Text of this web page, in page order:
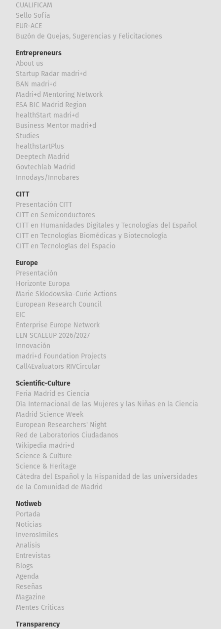
CUALIFICAM
Sello Sofía
EUR-ACE
Buzón de Quejas, Sugerencias y Felicitaciones
Entrepreneurs
About us
Startup Radar madri+d
BAN madri+d
Madri+d Mentoring Network
ESA BIC Madrid Region
healthStart madri+d
Business Mentor madri+d
Studies
healthstartPlus
Deeptech Madrid
Govtechlab Madrid
Innodays/Innobares
CITT
Presentación CITT
CITT en Semiconductores
CITT en Humanidades Digitales y Tecnologías del Español
CITT en Tecnologías Biomédicas y Biotecnología
CITT en Tecnologías del Espacio
Europe
Presentación
Horizonte Europa
Marie Sklodowska-Curie Actions
European Research Council
EIC
Enterprise Europe Network
EEN SCALEUP 2026/2027
Innovación
madri+d Foundation Projects
Call4Evaluators RIVCircular
Scientific-Culture
Feria Madrid es Ciencia
Día Internacional de las Mujeres y las Niñas en la Ciencia
Madrid Science Week
European Researchers' Night
Red de Laboratorios Ciudadanos
Wikipedia madri+d
Science & Culture
Science & Heritage
Cátedra del Español y la Hispanidad de las universidades
de la Comunidad de Madrid
Notiweb
Portada
Noticias
Inverosímiles
Analisis
Entrevistas
Blogs
Agenda
Reseñas
Magazine
Mentes Críticas
Transparency